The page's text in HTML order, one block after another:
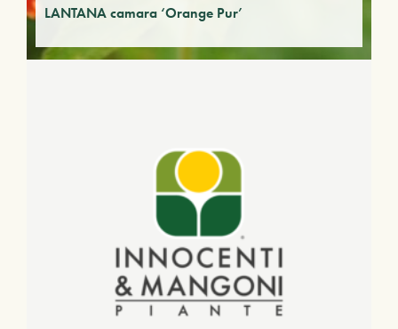
LANTANA camara ‘Orange Pur’